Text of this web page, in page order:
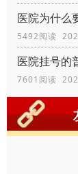
医院为什么
5492阅读
医院挂号的
7601阅读